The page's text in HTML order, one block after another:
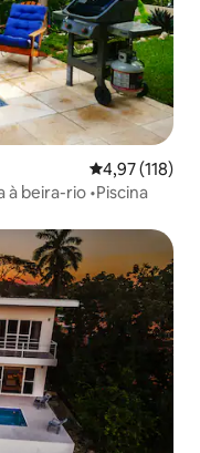
Classificação
4,97 (118)
à beira-rio •Piscina